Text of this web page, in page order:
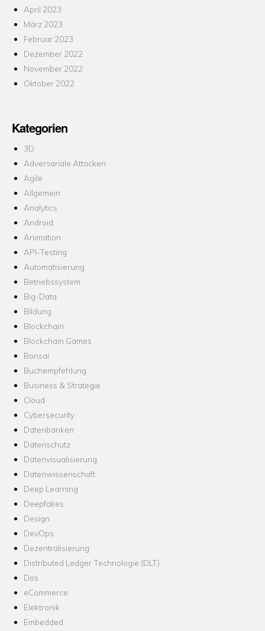
April 2023
März 2023
Februar 2023
Dezember 2022
November 2022
Oktober 2022
Kategorien
3D
Adversariale Attacken
Agile
Allgemein
Analytics
Android
Animation
API-Testing
Automatisierung
Betriebssystem
Big-Data
Bildung
Blockchain
Blockchain Games
Bonsai
Buchempfehlung
Business & Strategie
Cloud
Cybersecurity
Datenbanken
Datenschutz
Datenvisualisierung
Datenwissenschaft
Deep Learning
Deepfakes
Design
DevOps
Dezentralisierung
Distributed Ledger Technologie (DLT)
Dos
eCommerce
Elektronik
Embedded